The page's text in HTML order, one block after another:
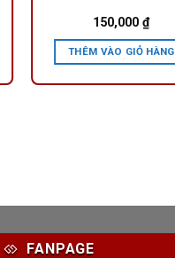
150,000₫
THÊM VÀO GIỎ HÀNG
FANPAGE